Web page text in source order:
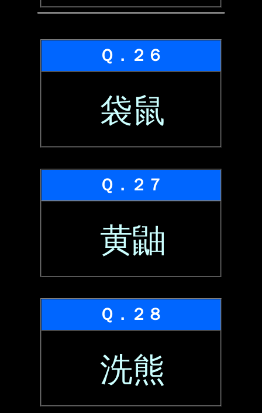
Ｑ．２６
袋鼠
Ｑ．２７
黄鼬
Ｑ．２８
洗熊